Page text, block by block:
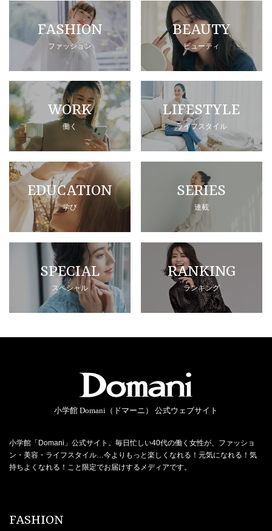
FASHION
ファッション
BEAUTY
ビューティ
WORK
働く
LIFESTYLE
ライフスタイル
EDUCATION
学び
SERIES
連載
SPECIAL
スペシャル
RANKING
ランキング
小学館 Domani（ドマーニ） 公式ウェブサイト
小学館「Domani」公式サイト。毎日忙しい40代の働く女性が、ファッショ
ン・美容・ライフスタイル…今よりもっと楽しくなれる！元気になれる！気
持ちよくなれる！こと限定でお届けするメディアです。
FASHION